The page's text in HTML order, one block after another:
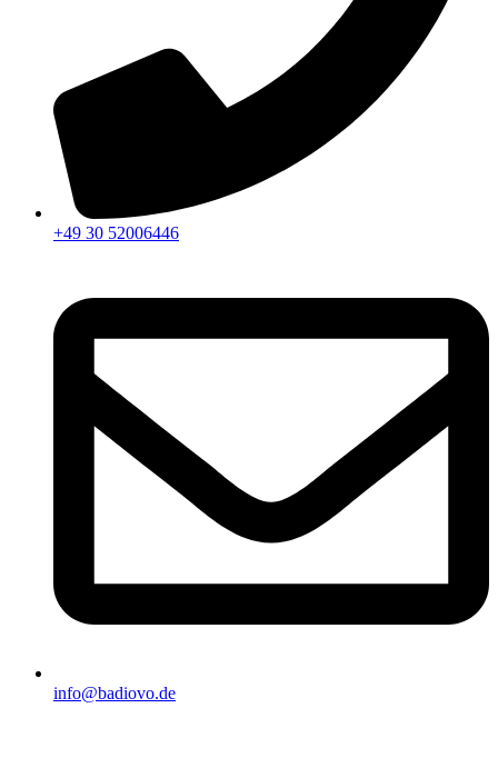
+49 30 52006446
info@badiovo.de